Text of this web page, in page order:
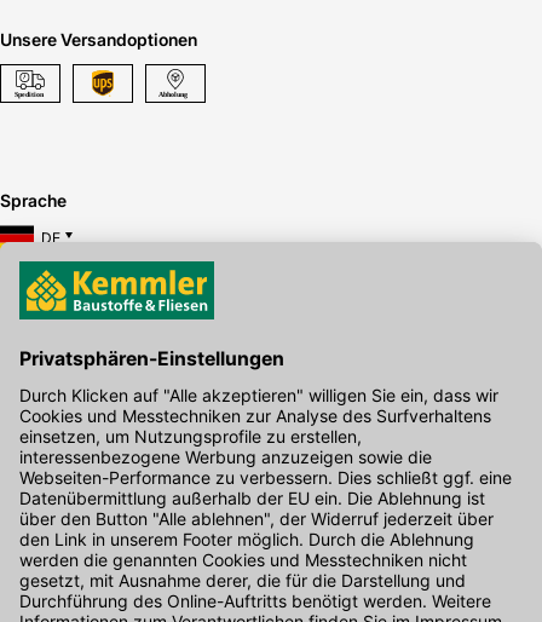
Unsere Versandoptionen
Sprache
DE
Hier gibt's die kostenlose App
Kontakt
Unser Onlineshop Team ist montags bis freitags von 08:00 - 17:00
Uhr unter der Telefonnummer07071 / 151-151für Sie erreichbar.